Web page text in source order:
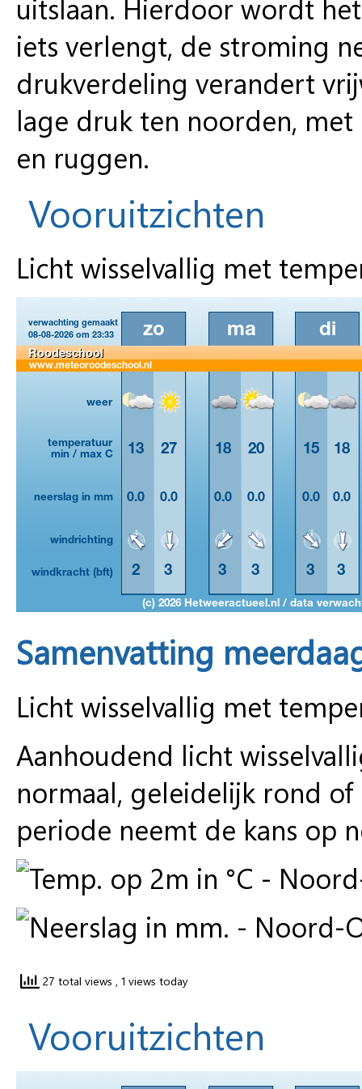
uitslaan. Hierdoor wordt
iets verlengt, de stroming
drukverdeling verandert
lage druk ten noorden,
en ruggen.
Vooruitzichten
Licht wisselvallig met
Samenvatting
Licht wisselvallig met
Aanhoudend licht
normaal, geleidelijk rond
periode neemt de kans op
27 total views , 1 views today
Vooruitzichten